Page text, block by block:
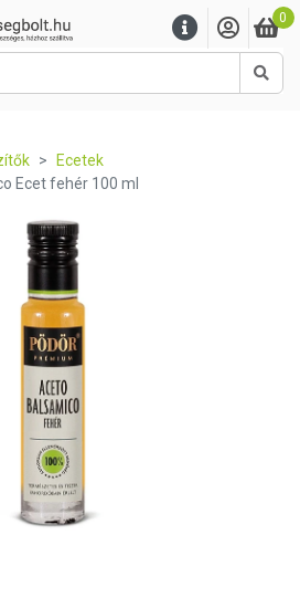
0
Ecetek
Ecet fehér 100 ml